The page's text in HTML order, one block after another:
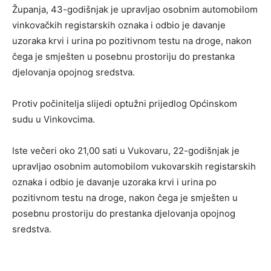
Županja, 43-godišnjak je upravljao osobnim automobilom
vinkovačkih registarskih oznaka i odbio je davanje
uzoraka krvi i urina po pozitivnom testu na droge, nakon
čega je smješten u posebnu prostoriju do prestanka
djelovanja opojnog sredstva.
Protiv počinitelja slijedi optužni prijedlog Općinskom
sudu u Vinkovcima.
Iste večeri oko 21,00 sati u Vukovaru, 22-godišnjak je
upravljao osobnim automobilom vukovarskih registarskih
oznaka i odbio je davanje uzoraka krvi i urina po
pozitivnom testu na droge, nakon čega je smješten u
posebnu prostoriju do prestanka djelovanja opojnog
sredstva.